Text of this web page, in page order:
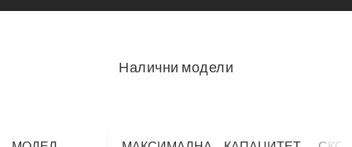
Налични модели